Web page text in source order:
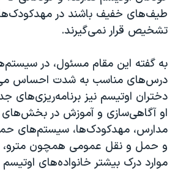
طیف‌های خفیف باشند در
تشخیص قرار نمی‌گیرند.
به گفته این مقام مسئول، در
درس‌های مناسب به شدت احساس
دختران اوتیسم نیز برنامه‌ریزی‌های
او آگاهی‌سازی و آموزش در
مدارس‌، مهدکودک‌ها، سیستم‌های
و حمل و نقل عمومی همچون مترو،
موارد درک بیشتر خانواده‌های اوتیسم